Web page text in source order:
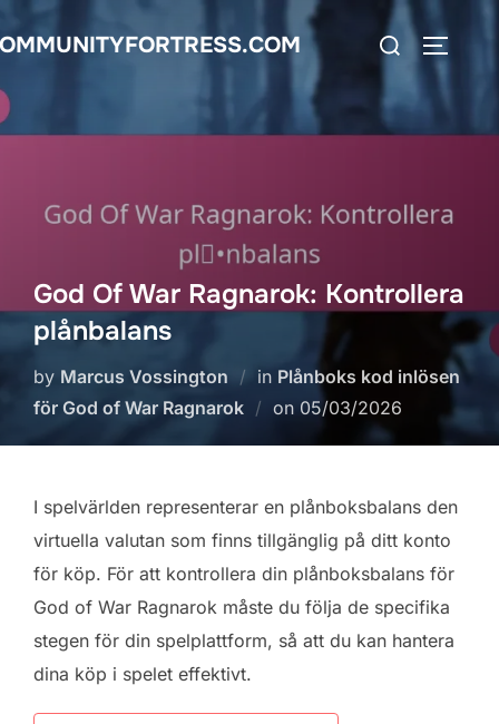
Skip
to
Search
God Of War Ragnarok: Kontrollera
plånbalans
by Marcus Vossington in Plånboks kod inlösen
för God of War Ragnarok
on Posted
05/03/2026
I spelvärlden representerar en plånboksbalans den
virtuella valutan som finns tillgänglig på ditt konto
för köp. För att kontrollera din plånboksbalans för
God of War Ragnarok måste du följa de specifika
stegen för din spelplattform, så att du kan hantera
dina köp i spelet effektivt.